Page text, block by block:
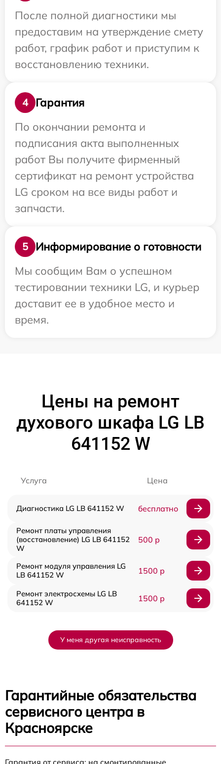
После полной диагностики мы
предоставим на утверждение смету
работ, график работ и приступим к
восстановлению техники.
4
Гарантия
По окончании ремонта и
подписания акта выполненных
работ Вы получите фирменный
сертификат на ремонт устройства
LG сроком на все виды работ и
запчасти.
5
Информирование о готовности
Мы сообщим Вам о успешном
тестировании техники LG, и курьер
доставит ее в удобное место и
время.
Цены на ремонт
духового шкафа LG LB
641152 W
Услуга Цена
Диагностика LG LB 641152 W бесплатно
Ремонт платы управления
(восстановление) LG LB 641152
W
500 р
Ремонт модуля управления LG
LB 641152 W
1500 р
Ремонт электросхемы LG LB
641152 W
1500 р
У меня другая неисправность
Гарантийные обязательства
сервисного центра в
Красноярске
Гарантия от сервиса: на смонтированные